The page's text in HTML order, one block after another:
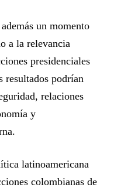
un momento
a la relevancia
presidenciales
resultados podrían
relaciones
y
latinoamericana
colombianas de